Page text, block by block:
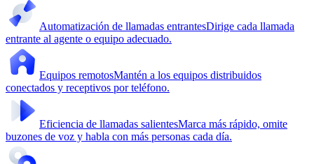
Automatización de llamadas entrantesDirige cada llamada
entrante al agente o equipo adecuado.
Equipos remotosMantén a los equipos distribuidos
conectados y receptivos por teléfono.
Eficiencia de llamadas salientesMarca más rápido, omite
buzones de voz y habla con más personas cada día.